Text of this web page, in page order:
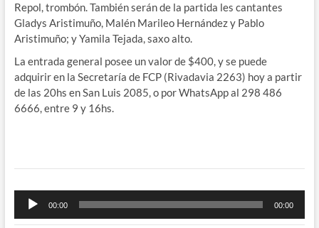
Repol, trombón. También serán de la partida les cantantes
Gladys Aristimuño, Malén Marileo Hernández y Pablo
Aristimuño; y Yamila Tejada, saxo alto.
La entrada general posee un valor de $400, y se puede
adquirir en la Secretaría de FCP (Rivadavia 2263) hoy a partir
de las 20hs en San Luis 2085, o por WhatsApp al 298 486
6666, entre 9 y 16hs.
Reproductor
00:00 00:00